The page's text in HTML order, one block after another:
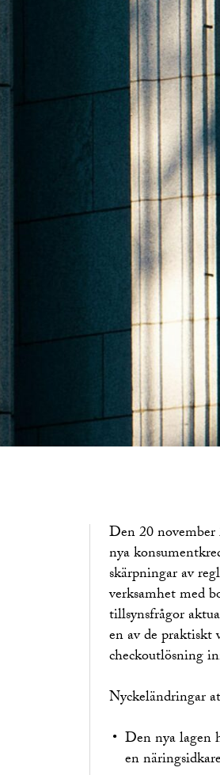
Den 20
nya
skärpningar av
verksamhet med
tillsynsfrågor
en av de
checkoutlösning
Nyckeländringar
Den nya lagen
en